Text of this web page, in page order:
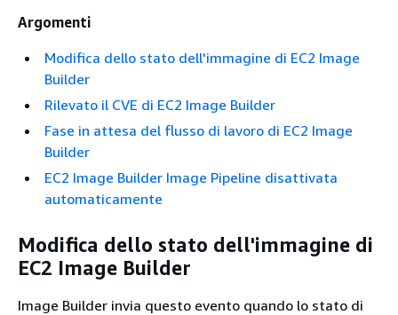
Argomenti
Modifica dello stato dell'immagine di EC2 Image
Builder
Rilevato il CVE di EC2 Image Builder
Fase in attesa del flusso di lavoro di EC2 Image
Builder
EC2 Image Builder Image Pipeline disattivata
automaticamente
Modifica dello stato dell'immagine di
EC2 Image Builder
Image Builder invia questo evento quando lo stato di